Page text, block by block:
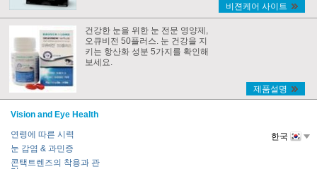
비젼케어 사이트
건강한 눈을 위한 눈 전문 영양제,
오큐비전 50플러스. 눈 건강을 지
키는 항산화 성분 5가지를 확인해
보세요.
제품설명
Vision and Eye Health
연령에 따른 시력
눈 감염 & 과민증
콘택트렌즈의 착용과 관
한국